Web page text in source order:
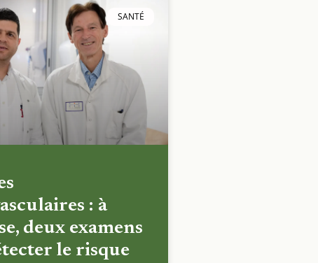
SANTÉ
: à
deux examens
le risque